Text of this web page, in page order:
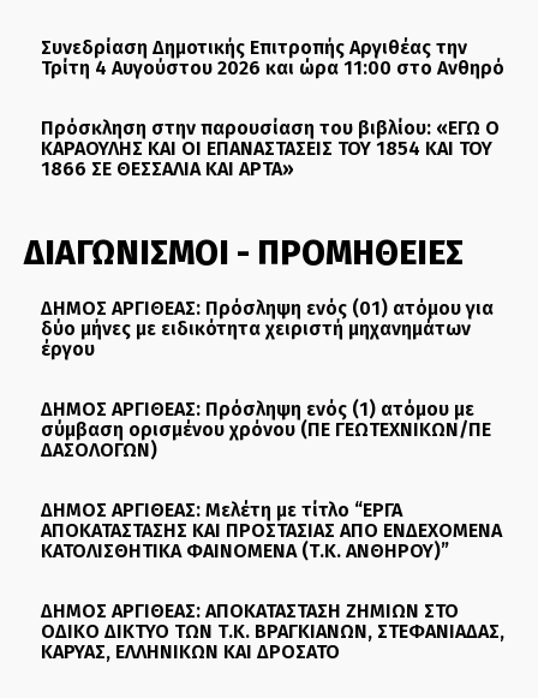
Συνεδρίαση Δημοτικής Επιτροπής Αργιθέας την
Τρίτη 4 Αυγούστου 2026 και ώρα 11:00 στο Ανθηρό
Πρόσκληση στην παρουσίαση του βιβλίου: «ΕΓΩ Ο
ΚΑΡΑΟΥΛΗΣ ΚΑΙ ΟΙ ΕΠΑΝΑΣΤΑΣΕΙΣ ΤΟΥ 1854 ΚΑΙ ΤΟΥ
1866 ΣΕ ΘΕΣΣΑΛΙΑ ΚΑΙ ΑΡΤΑ»
ΔΙΑΓΩΝΙΣΜΟΙ - ΠΡΟΜΗΘΕΙΕΣ
ΔΗΜΟΣ ΑΡΓΙΘΕΑΣ: Πρόσληψη ενός (01) ατόμου για
δύο μήνες με ειδικότητα χειριστή μηχανημάτων
έργου
ΔΗΜΟΣ ΑΡΓΙΘΕΑΣ: Πρόσληψη ενός (1) ατόμου με
σύμβαση ορισμένου χρόνου (ΠΕ ΓΕΩΤΕΧΝΙΚΩΝ/ΠΕ
ΔΑΣΟΛΟΓΩΝ)
ΔΗΜΟΣ ΑΡΓΙΘΕΑΣ: Μελέτη με τίτλο “ΕΡΓΑ
ΑΠΟΚΑΤΑΣΤΑΣΗΣ ΚΑΙ ΠΡΟΣΤΑΣΙΑΣ ΑΠΟ ΕΝΔΕΧΟΜΕΝΑ
ΚΑΤΟΛΙΣΘΗΤΙΚΑ ΦΑΙΝΟΜΕΝΑ (Τ.Κ. ΑΝΘΗΡΟΥ)”
ΔΗΜΟΣ ΑΡΓΙΘΕΑΣ: ΑΠΟΚΑΤΑΣΤΑΣΗ ΖΗΜΙΩΝ ΣΤΟ
ΟΔΙΚΟ ΔΙΚΤΥΟ ΤΩΝ Τ.Κ. ΒΡΑΓΚΙΑΝΩΝ, ΣΤΕΦΑΝΙΑΔΑΣ,
ΚΑΡΥΑΣ, ΕΛΛΗΝΙΚΩΝ ΚΑΙ ΔΡΟΣΑΤΟ